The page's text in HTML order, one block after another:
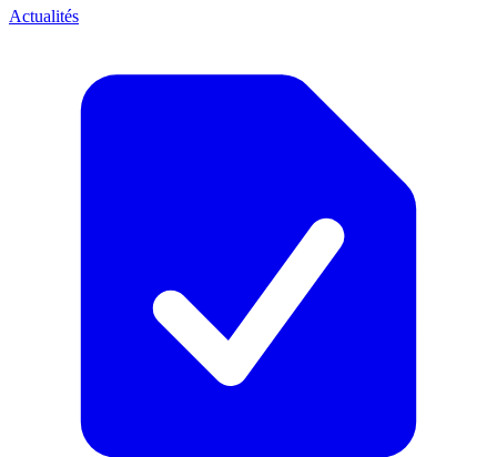
Actualités